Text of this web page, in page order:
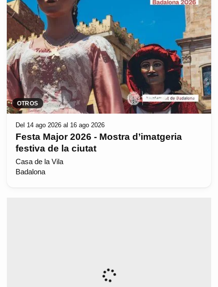
OTROS
Del 14 ago 2026 al 16 ago 2026
Festa Major 2026 - Mostra d’imatgeria
festiva de la ciutat
Casa de la Vila
Badalona